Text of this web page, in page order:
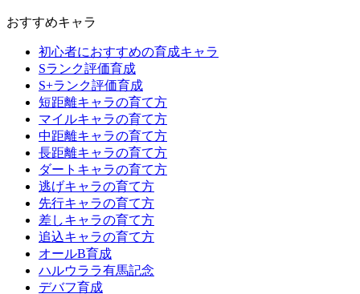
おすすめキャラ
初心者におすすめの育成キャラ
Sランク評価育成
S+ランク評価育成
短距離キャラの育て方
マイルキャラの育て方
中距離キャラの育て方
長距離キャラの育て方
ダートキャラの育て方
逃げキャラの育て方
先行キャラの育て方
差しキャラの育て方
追込キャラの育て方
オールB育成
ハルウララ有馬記念
デバフ育成